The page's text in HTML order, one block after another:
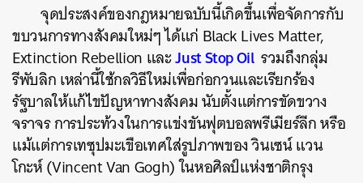
จุดประสงค์ของกฎหมายฉบับนี้เกิดขึ้นเพื่อจัดการกับ
ขบวนการทางสังคมใหม่ๆ ได้แก่ Black Lives Matter,
Extinction Rebellion และJust Stop Oil รวมถึงกลุ่ม
รีพับลิก เหล่านี้ใช้กลวิธีใหม่เพื่อก่อกวนและเรียกร้อง
รัฐบาลให้แก้ไขปัญหาทางสังคม นับตั้งแต่การขัดขวาง
จราจร การประท้วงในการแข่งขันฟุตบอลพรีเมียร์ลีก หรือ
แม้แต่การเทซุปมะเขือเทศใส่รูปภาพของ วินเซน์ แวน
โกะห์ (Vincent Van Gogh) ในหอศิลป์แห่งชาติกรุง